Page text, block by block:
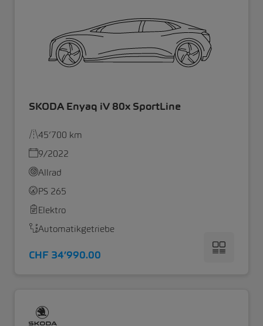
SKODA Enyaq iV 80x SportLine
45’700 km
9/2022
Allrad
PS 265
Elektro
Automatikgetriebe
CHF 34’990.00